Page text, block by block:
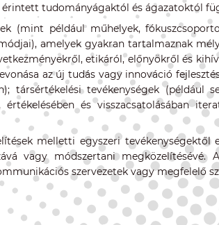
tudományágaktól és ágazatoktól
(mint például műhelyek,
amelyek gyakran tartalmaznak
etikáról, előnyökről és
az új tudás vagy innováció
társértékelési tevékenységek (például
és visszacsatolásában
melletti egyszeri tevékenységektől
vagy módszertani megközelítésévé.
szervezetek vagy megfelelő